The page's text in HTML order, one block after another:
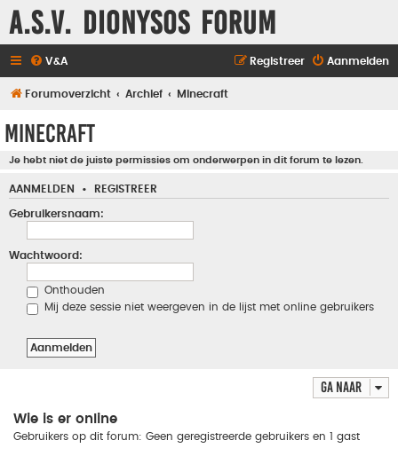
A.S.V. Dionysos Forum
V&A Aanmelden
Registreer
Forumoverzicht Archief Minecraft
Minecraft
Je hebt niet de juiste permissies om onderwerpen in dit forum te lezen.
AANMELDEN • REGISTREER
Gebruikersnaam:
Wachtwoord:
Onthouden
Mij deze sessie niet weergeven in de lijst met online gebruikers
Ga naar
Wie is er online
Gebruikers op dit forum: Geen geregistreerde gebruikers en 1 gast